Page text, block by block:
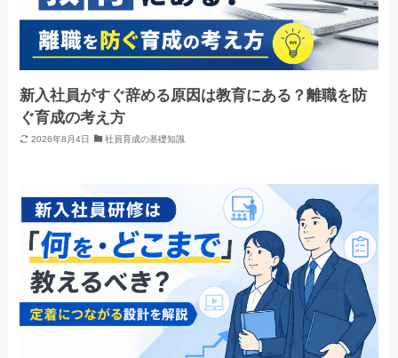
新入社員がすぐ辞める原因は教育にある？離職を防
ぐ育成の考え方
2026年8月4日 社員育成の基礎知識